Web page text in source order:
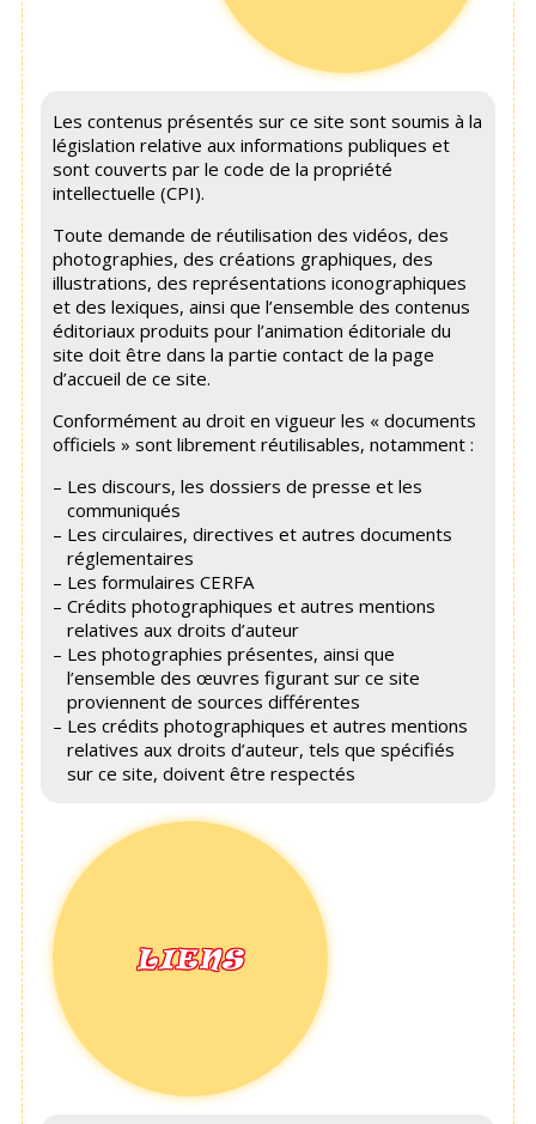
Les contenus présentés sur ce site sont soumis à la
législation relative aux informations publiques et
sont couverts par le code de la propriété
intellectuelle (CPI).
Toute demande de réutilisation des vidéos, des
photographies, des créations graphiques, des
illustrations, des représentations iconographiques
et des lexiques, ainsi que l’ensemble des contenus
éditoriaux produits pour l’animation éditoriale du
site doit être dans la partie contact de la page
d’accueil de ce site.
Conformément au droit en vigueur les « documents
officiels » sont librement réutilisables, notamment :
Les discours, les dossiers de presse et les
communiqués
Les circulaires, directives et autres documents
réglementaires
Les formulaires CERFA
Crédits photographiques et autres mentions
relatives aux droits d’auteur
Les photographies présentes, ainsi que
l’ensemble des œuvres figurant sur ce site
proviennent de sources différentes
Les crédits photographiques et autres mentions
relatives aux droits d’auteur, tels que spécifiés
sur ce site, doivent être respectés
LIENS